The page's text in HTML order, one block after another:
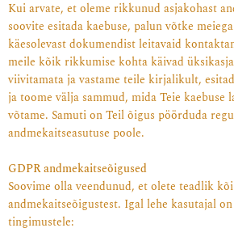
Kui arvate, et oleme rikkunud asjakohast
soovite esitada kaebuse, palun võtke
käesolevast dokumendist leitavaid
meile kõik rikkumise kohta käivad
viivitamata ja vastame teile kirjalikult,
ja toome välja sammud, mida Teie kaebuse
võtame. Samuti on Teil õigus pöörduda
andmekaitseasutuse poole.
GDPR andmekaitseõigused
Soovime olla veendunud, et olete teadlik
andmekaitseõigustest. Igal lehe kasutajal
tingimustele: